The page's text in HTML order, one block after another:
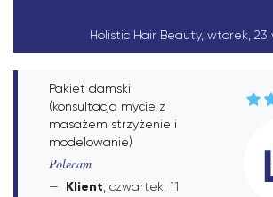
Holistic Hair Beauty, wtorek, 23
Pakiet damski
(konsultacja mycie z
masażem strzyżenie i
modelowanie)
Polecam
Klient , czwartek, 11